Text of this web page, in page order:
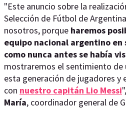
"Este anuncio sobre la
Selección de Fútbol de
nosotros, porque haremos
equipo nacional argentino en
como nunca antes se había
mostraremos el sentimiento de
esta generación de jugadores y
con nuestro capitán Lio Messi
María, coordinador general de